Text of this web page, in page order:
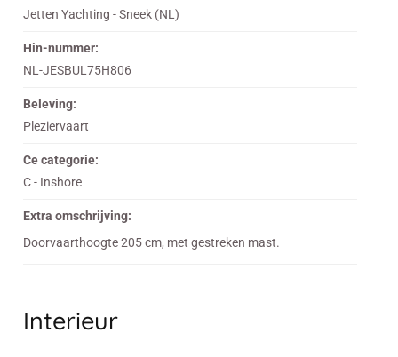
Jetten Yachting - Sneek (NL)
Hin-nummer:
NL-JESBUL75H806
Beleving:
Pleziervaart
Ce categorie:
C - Inshore
Extra omschrijving:
Doorvaarthoogte 205 cm, met gestreken mast.
Interieur